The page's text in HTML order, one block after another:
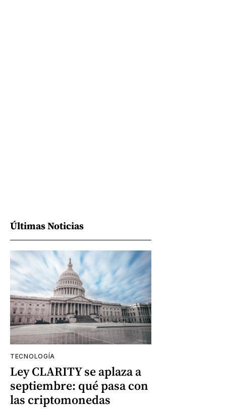
Últimas Noticias
TECNOLOGÍA
Ley CLARITY se aplaza a
septiembre: qué pasa con
las criptomonedas